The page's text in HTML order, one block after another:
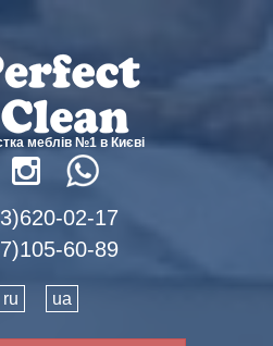
меблів №1 в Києві
02-17
60-89
ru ua